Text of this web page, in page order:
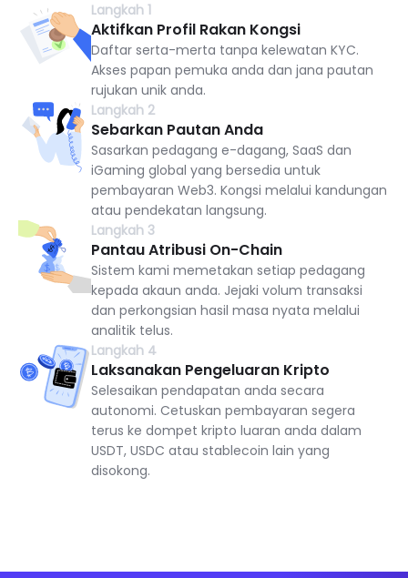
Langkah 1
Aktifkan Profil Rakan Kongsi
Daftar serta-merta tanpa kelewatan KYC.
Akses papan pemuka anda dan jana pautan
rujukan unik anda.
Langkah 2
Sebarkan Pautan Anda
Sasarkan pedagang e-dagang, SaaS dan
iGaming global yang bersedia untuk
pembayaran Web3. Kongsi melalui kandungan
atau pendekatan langsung.
Langkah 3
Pantau Atribusi On-Chain
Sistem kami memetakan setiap pedagang
kepada akaun anda. Jejaki volum transaksi
dan perkongsian hasil masa nyata melalui
analitik telus.
Langkah 4
Laksanakan Pengeluaran Kripto
Selesaikan pendapatan anda secara
autonomi. Cetuskan pembayaran segera
terus ke dompet kripto luaran anda dalam
USDT, USDC atau stablecoin lain yang
disokong.